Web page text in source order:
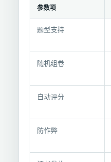
规
数
适
件
参数项
题型支持
随机组卷
自动评分
防作弊